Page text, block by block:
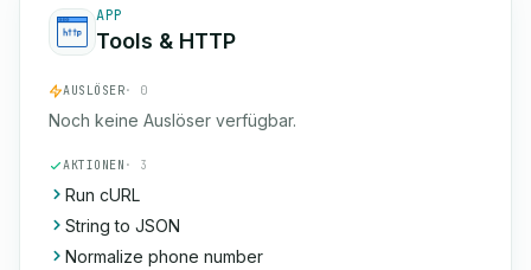
APP
Tools & HTTP
AUSLÖSER· 0
Noch keine Auslöser verfügbar.
AKTIONEN · 3
Run cURL
String to JSON
Normalize phone number